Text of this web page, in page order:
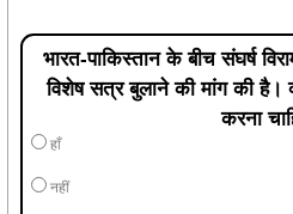
भारत-पाकिस्तान के बीच संघर्ष
विशेष सत्र बुलाने की मांग की है।
करना
हाँ
नहीं